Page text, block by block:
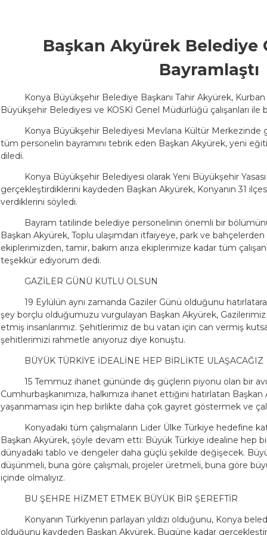
Başkan Akyürek Belediye
Bayramlaştı
Konya Büyükşehir Belediye Başkanı Tahir Akyürek,
Büyükşehir Belediyesi ve KOSKİ Genel Müdürlüğü çalışanları ile
Konya Büyükşehir Belediyesi Mevlana Kültür
tüm personelin bayramını tebrik eden Başkan Akyürek, yeni
diledi.
Konya Büyükşehir Belediyesi olarak Yeni Büyükşehir
gerçekleştirdiklerini kaydeden Başkan Akyürek, Konyanın 31
verdiklerini söyledi.
Bayram tatilinde belediye personelinin önemli bir
Başkan Akyürek, Toplu ulaşımdan itfaiyeye, park ve
ekiplerimizden, tamir, bakım arıza ekiplerimize kadar tüm
teşekkür ediyorum dedi.
GAZİLER GÜNÜ KUTLU OLSUN
19 Eylülün aynı zamanda Gaziler Günü olduğunu
şey borçlu olduğumuzu vurgulayan Başkan Akyürek,
etmiş insanlarımız. Şehitlerimiz de bu vatan için can vermiş
şehitlerimizi rahmetle anıyoruz diye konuştu.
BÜYÜK TÜRKİYE İDEALİNE HEP BİRLİKTE ULAŞACAĞIZ
15 Temmuz ihanet gününde dış güçlerin piyonu olan bir
Cumhurbaşkanımıza, halkımıza ihanet ettiğini hatırlatan
yaşanmaması için hep birlikte daha çok gayret göstermek ve
Konyadaki tüm çalışmaların Lider Ülke Türkiye hedefine
Başkan Akyürek, şöyle devam etti: Büyük Türkiye idealine hep
dünyadaki tablo ve dengeler daha güçlü şekilde değişecek.
düşünmeli, buna göre çalışmalı, projeler üretmeli, buna göre
içinde olmalıyız.
BU ŞEHRE HİZMET ETMEK BÜYÜK BİR ŞEREFTİR
Konyanın Türkiyenin parlayan yıldızı olduğunu, Konya
olduğunu kaydeden Başkan Akyürek, Bugüne kadar